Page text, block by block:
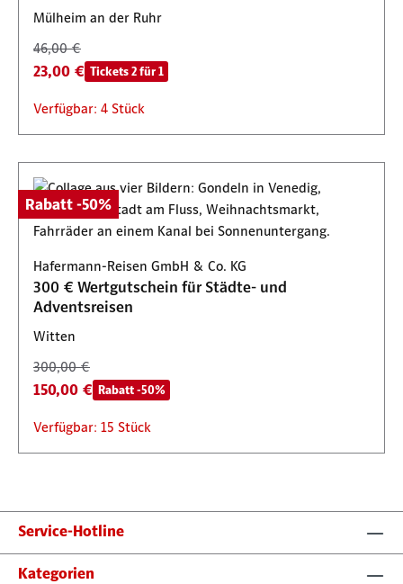
Mülheim an der Ruhr
46,00 €
23,00 € Tickets 2 für 1
Verfügbar: 4 Stück
Rabatt -50%
Hafermann-Reisen GmbH & Co. KG
300 € Wertgutschein für Städte- und
Adventsreisen
Witten
300,00 €
150,00 € Rabatt -50%
Verfügbar: 15 Stück
Service-Hotline
Kategorien